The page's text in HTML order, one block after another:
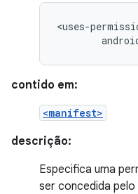
<uses-
contido em:
<manifest>
descrição:
Especifica uma
ser concedida